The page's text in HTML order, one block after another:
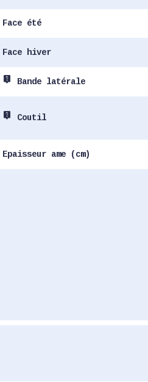
Face été
Face hiver
live_help Bande latérale
live_help Coutil
Epaisseur ame (cm)